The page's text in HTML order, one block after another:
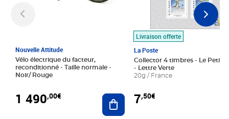
Nouvelle Attitude
Vélo électrique du facteur,
reconditionné - Taille normale -
Noir/ Rouge
1 490,00€ Ajouter au panier
Livraison offerte
La Poste
Collector 4 timbres - Le Petit
- Lettre Verte
20g / France
7,50€